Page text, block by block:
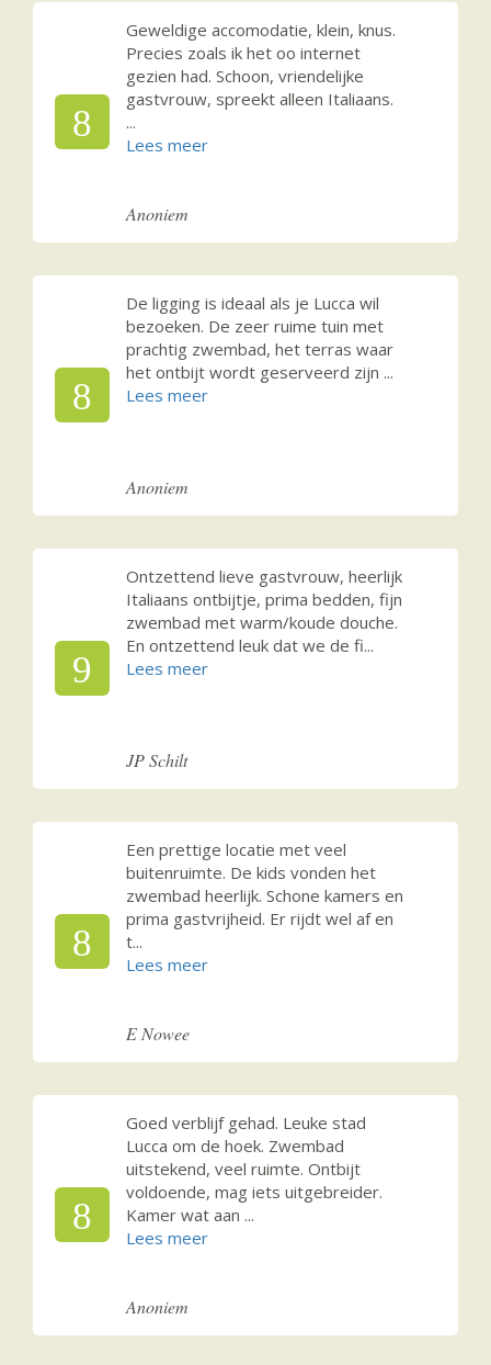
8
Geweldige accomodatie, klein, knus.
Precies zoals ik het oo internet
gezien had. Schoon, vriendelijke
gastvrouw, spreekt alleen Italiaans.
...
Anoniem
8
De ligging is ideaal als je Lucca wil
bezoeken. De zeer ruime tuin met
prachtig zwembad, het terras waar
het ontbijt wordt geserveerd zijn ...
Anoniem
9
Ontzettend lieve gastvrouw, heerlijk
Italiaans ontbijtje, prima bedden, fijn
zwembad met warm/koude douche.
En ontzettend leuk dat we de fi...
JP Schilt
8
Een prettige locatie met veel
buitenruimte. De kids vonden het
zwembad heerlijk. Schone kamers en
prima gastvrijheid. Er rijdt wel af en
t...
E Nowee
8
Goed verblijf gehad. Leuke stad
Lucca om de hoek. Zwembad
uitstekend, veel ruimte. Ontbijt
voldoende, mag iets uitgebreider.
Kamer wat aan ...
Anoniem